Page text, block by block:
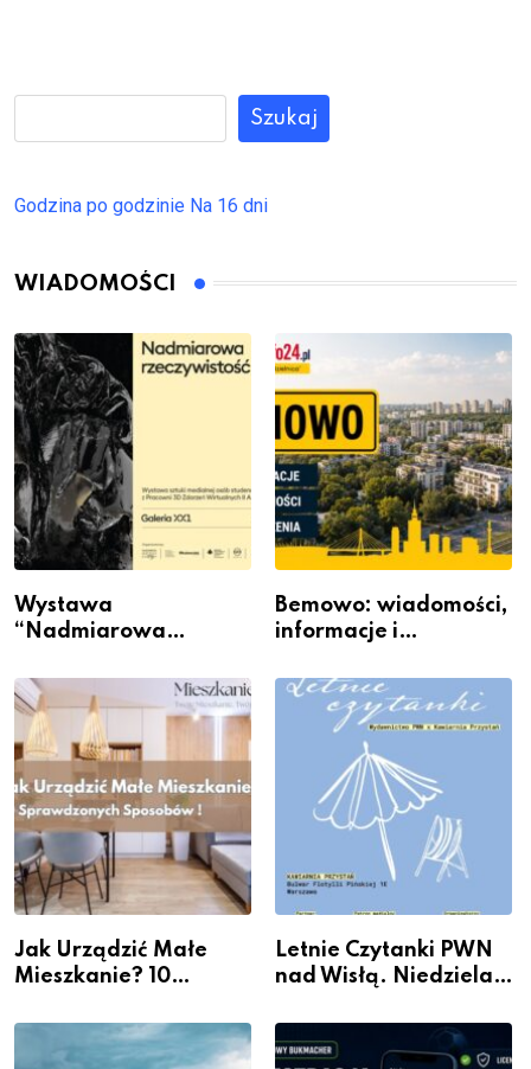
Szukaj
Godzina po godzinie Na 16 dni
WIADOMOŚCI
Wystawa
“Nadmiarowa
Galerii XX1
Bemowo: wiadomości,
informacje i
Jak Urządzić Małe
Mieszkanie? 10
Przestrzeni Bez
Kosztownego Remontu
Letnie Czytanki PWN
nad Wisłą. Niedziela z
dla siebie